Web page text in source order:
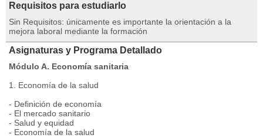
Requisitos para estudiarlo
Sin Requisitos: únicamente es importante la orientación a la
mejora laboral mediante la formación
Asignaturas y Programa Detallado
Módulo A. Economía sanitaria
1. Economía de la salud
- Definición de economía
- El mercado sanitario
- Salud y equidad
- Economía de la salud